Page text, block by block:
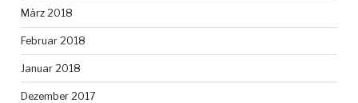
März 2018
Februar 2018
Januar 2018
Dezember 2017